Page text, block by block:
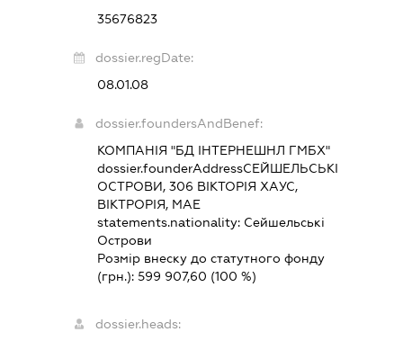
35676823
dossier.regDate:
08.01.08
dossier.foundersAndBenef:
КОМПАНІЯ "БД ІНТЕРНЕШНЛ ГМБХ"
dossier.founderAddressСЕЙШЕЛЬСЬКІ
ОСТРОВИ, 306 ВІКТОРІЯ ХАУС,
ВІКТРОРІЯ, МАЕ
statements.nationality: Сейшельські
Острови
Розмір внеску до статутного фонду
(грн.): 599 907,60 (100 %)
dossier.heads: